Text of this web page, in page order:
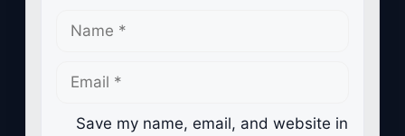
Name
Email
Save my name, email, and website in